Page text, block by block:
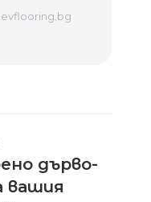
дърво-
вашия